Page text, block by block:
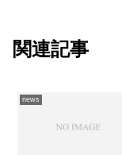
関連記事
news